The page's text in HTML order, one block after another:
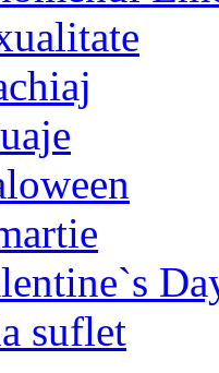
suflet